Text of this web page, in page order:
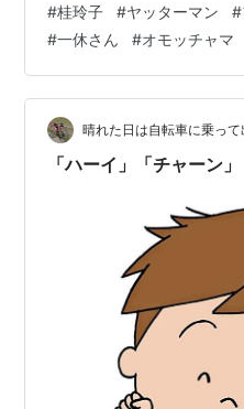
意の裏返しか時折あの口調
も印象的でしたね。あと、
犬のアロアですね。いつも
が多い桂さんがかなり迫真
特に最終回の絶叫シーンは
言えると思います。最後に
#桂玲子 #ヤッターマン #
#一休さん #オモッチャマ
晴れた日は自転車に乗って
「ハーイ」「チャーン」